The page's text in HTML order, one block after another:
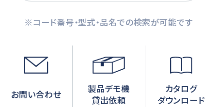
※コード番号・型式・品名での検索が可能です
お問い合わせ
製品デモ機
貸出依頼
カタログ
ダウンロード